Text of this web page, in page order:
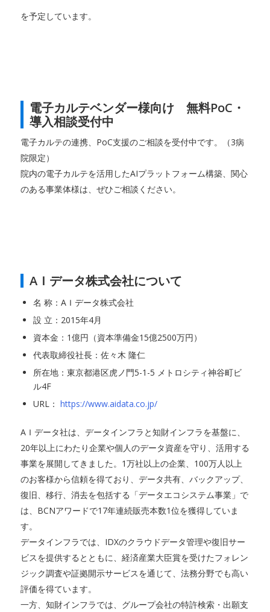
を予定しています。
電子カルテベンダー様向け 無料PoC・
導入相談受付中
電子カルテの連携、PoC支援のご相談を受付中です。（3病
院限定）
院内の電子カルテを活用したAIプラットフォーム構築、関心
のある事業体様は、ぜひご相談ください。
AＩデータ株式会社について
名 称：AＩデータ株式会社
設 立：2015年4月
資本金：1億円（資本準備金15億2500万円）
代表取締役社長：佐々木 隆仁
所在地：東京都港区虎ノ門5-1-5 メトロシティ神谷町ビ
ル4F
URL： https://www.aidata.co.jp/
AＩデータ社は、データインフラと知財インフラを基盤に、
20年以上にわたり企業や個人のデータ資産を守り、活用する
事業を展開してきました。1万社以上の企業、100万人以上
のお客様から信頼を得ており、データ共有、バックアップ、
復旧、移行、消去を包括する「データエコシステム事業」で
は、BCNアワードで17年連続販売本数1位を獲得していま
す。
データインフラでは、IDXのクラウドデータ管理や復旧サー
ビスを提供するとともに、経済産業大臣賞を受けたフォレン
ジック調査や証拠開示サービスを通じて、法務分野でも高い
評価を得ています。
一方、知財インフラでは、グループ会社の特許検索・出願支